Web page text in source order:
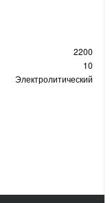
2200
10
Электролитический